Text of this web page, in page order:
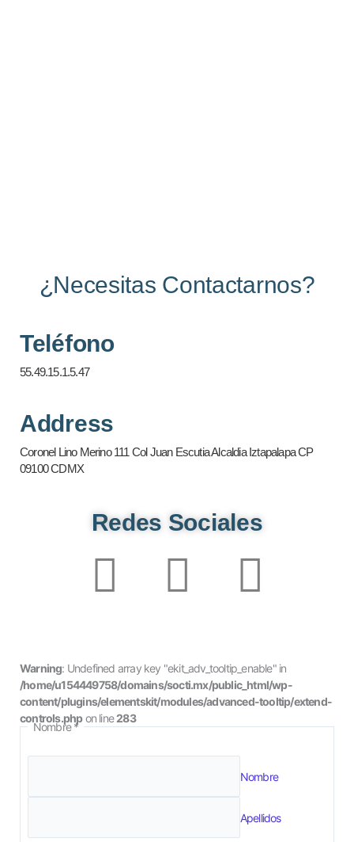
¿Necesitas Contactarnos?
Teléfono
55.49.15.1.5.47
Address
Coronel Lino Merino 111 Col Juan Escutia Alcaldia Iztapalapa CP
09100 CDMX
Redes Sociales
F
c
e
b
L
n
k
e
W
a
t
s
a
Warning: Undefined array key "ekit_adv_tooltip_enable" in
/home/u154449758/domains/socti.mx/public_html/wp-
content/plugins/elementskit/modules/advanced-tooltip/extend-
controls.phpon line283
Nombre*
Nombre
Apellidos